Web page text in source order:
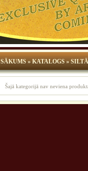
SĀKUMS»KATALOGS»
Šajā kategorijā nav neviena